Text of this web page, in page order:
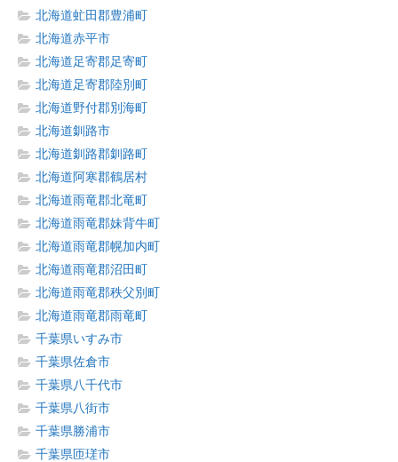
北海道虻田郡豊浦町
北海道赤平市
北海道足寄郡足寄町
北海道足寄郡陸別町
北海道野付郡別海町
北海道釧路市
北海道釧路郡釧路町
北海道阿寒郡鶴居村
北海道雨竜郡北竜町
北海道雨竜郡妹背牛町
北海道雨竜郡幌加内町
北海道雨竜郡沼田町
北海道雨竜郡秩父別町
北海道雨竜郡雨竜町
千葉県いすみ市
千葉県佐倉市
千葉県八千代市
千葉県八街市
千葉県勝浦市
千葉県匝瑳市